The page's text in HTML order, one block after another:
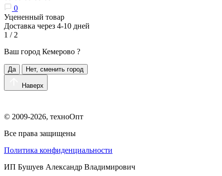
0
Уцененный товар
Доставка через 4-10 дней
1 / 2
Ваш город Кемерово ?
Да Нет, сменить город
Наверх
© 2009-2026, техноОпт
Все права защищены
Политика конфиденциальности
ИП Бушуев Александр Владимирович